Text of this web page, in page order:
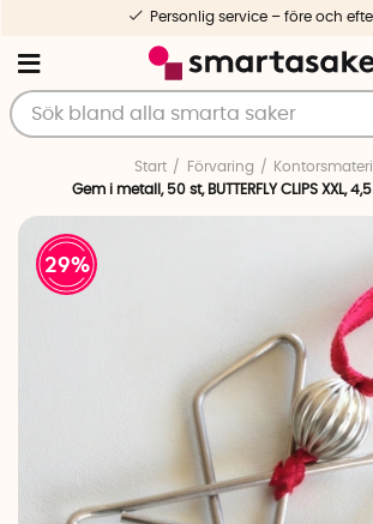
Personlig service – före och
Start Förvaring
Gem i metall, 50 st, BUTTERFLY CLIPS XXL,
29